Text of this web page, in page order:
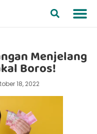
Menjelang
Boros!
18, 2022